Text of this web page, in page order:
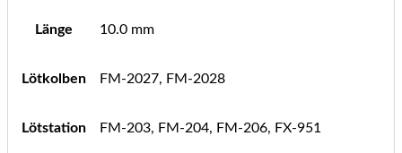
Länge 10.0 mm
Lötkolben FM-2027, FM-2028
Lötstation FM-203, FM-204, FM-206, FX-951